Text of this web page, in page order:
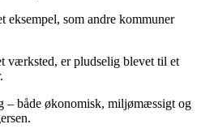
eksempel, som andre kommuner
værksted, er pludselig blevet til et
– både økonomisk, miljømæssigt og